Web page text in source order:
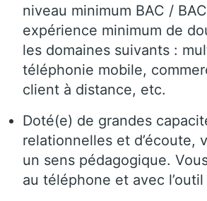
niveau minimum BAC /
expérience minimum de
les domaines suivants :
téléphonie mobile,
client à distance, etc.
Doté(e) de grandes
relationnelles et d’écoute,
un sens pédagogique.
au téléphone et avec